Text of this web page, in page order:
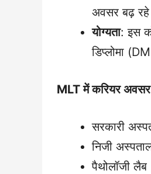
अवसर बढ़ रहे
योग्यता: इस
डिप्लोमा
MLT में करियर अवसर
सरकारी
निजी
पैथोलॉजी लैब